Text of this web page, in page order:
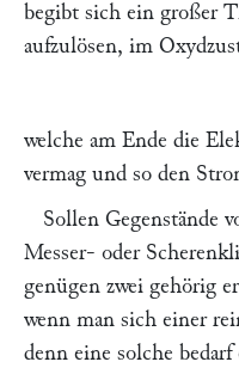
begibt sich ein großer
aufzulösen, im
welche am Ende die
vermag und so den
Sollen Gegenstände
Messer- oder
genügen zwei gehörig
wenn man sich einer
denn eine solche